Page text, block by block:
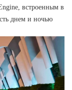
встроенным в
днем и ночью